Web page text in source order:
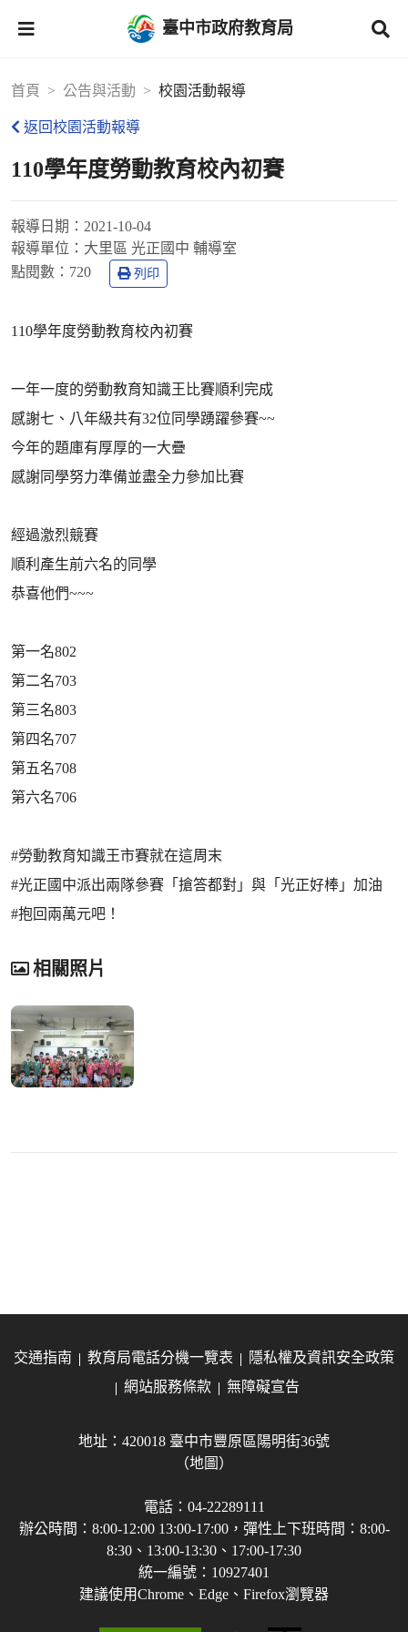
臺中市政府教育局
首頁 公告與活動 校園活動報導
返回校園活動報導
110學年度勞動教育校內初賽
報導日期： 2021-10-04
報導單位： 大里區 光正國中 輔導室
點閱數： 720 列印
110學年度勞動教育校內初賽
一年一度的勞動教育知識王比賽順利完成
感謝七、八年級共有32位同學踴躍參賽~~
今年的題庫有厚厚的一大疊
感謝同學努力準備並盡全力參加比賽
經過激烈競賽
順利產生前六名的同學
恭喜他們~~~
第一名802
第二名703
第三名803
第四名707
第五名708
第六名706
#勞動教育知識王市賽就在這周末
#光正國中派出兩隊參賽「搶答都對」與「光正好棒」加油
#抱回兩萬元吧！
相關照片
交通指南 教育局電話分機一覽表
隱私權及資訊安全政策
網站服務條款
無障礙宣告
地址：420018 臺中市豐原區陽明街36號
（地圖）
電話：04-22289111
辦公時間：8:00-12:00 13:00-17:00，彈性上下班時間：8:00-
8:30、13:00-13:30、17:00-17:30
統一編號：10927401
建議使用Chrome、Edge、Firefox瀏覽器